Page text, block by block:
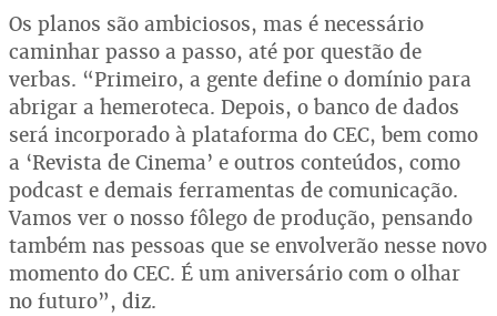
Os planos são ambiciosos, mas é necessário
caminhar passo a passo, até por questão de
verbas. “Primeiro, a gente define o domínio para
abrigar a hemeroteca. Depois, o banco de dados
será incorporado à plataforma do CEC, bem como
a ‘Revista de Cinema’ e outros conteúdos, como
podcast e demais ferramentas de comunicação.
Vamos ver o nosso fôlego de produção, pensando
também nas pessoas que se envolverão nesse novo
momento do CEC. É um aniversário com o olhar
no futuro”, diz.